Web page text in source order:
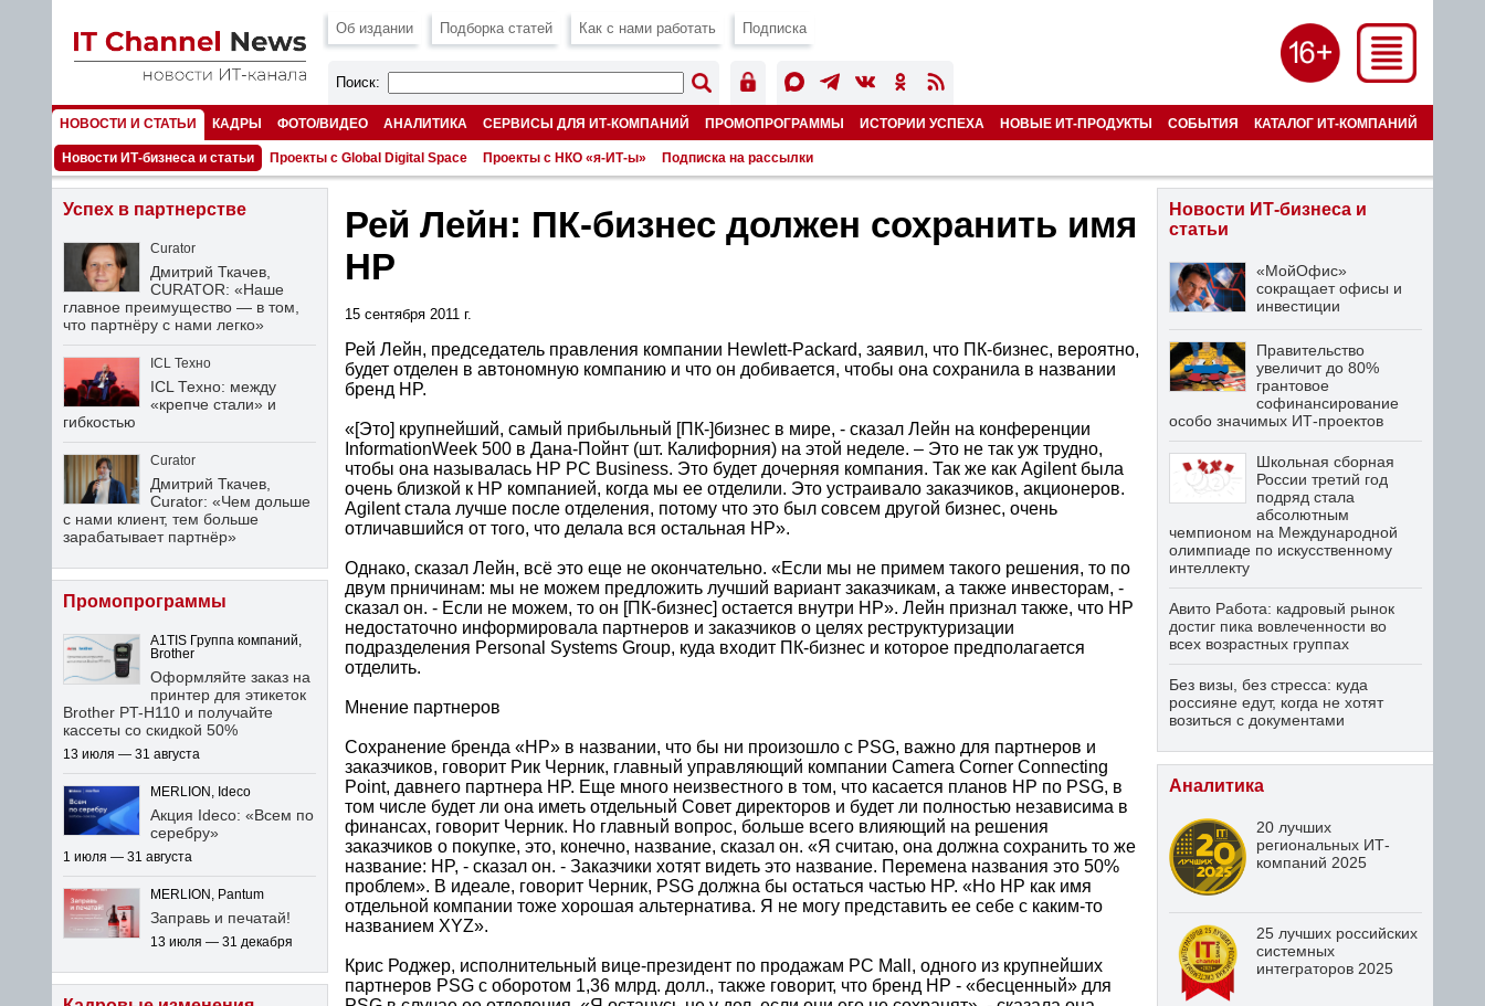
Об издании Подборка статей Как с нами работать Подписка
Поиск:
НОВОСТИ И СТАТЬИ КАДРЫ ФОТО/ВИДЕО АНАЛИТИКА СЕРВИСЫ ДЛЯ ИТ-КОМПАНИЙ ПРОМОПРОГРАММЫ ИСТОРИИ УСПЕХА НОВЫЕ ИТ-ПРОДУКТЫ СОБЫТИЯ КАТАЛОГ ИТ-КОМПАНИЙ
НОМЕРА
Новости ИТ-бизнеса и статьи Проекты с Global Digital Space Проекты с НКО «я-ИТ-ы» Подписка на рассылки
Рей Лейн: ПК-бизнес должен сохранить имя
HP
15 сентября 2011 г.
Рей Лейн, председатель правления компании Hewlett-Packard, заявил, что ПК-бизнес, вероятно,
будет отделен в автономную компанию и что он добивается, чтобы она сохранила в названии
бренд HP.
«[Это] крупнейший, самый прибыльный [ПК-]бизнес в мире, - сказал Лейн на конференции
InformationWeek 500 в Дана-Пойнт (шт. Калифорния) на этой неделе. – Это не так уж трудно,
чтобы она называлась HP PC Business. Это будет дочерняя компания. Так же как Agilent была
очень близкой к HP компанией, когда мы ее отделили. Это устраивало заказчиков, акционеров.
Agilent стала лучше после отделения, потому что это был совсем другой бизнес, очень
отличавшийся от того, что делала вся остальная HP».
Однако, сказал Лейн, всё это еще не окончательно. «Если мы не примем такого решения, то по
двум прничинам: мы не можем предложить лучший вариант заказчикам, а также инвесторам, -
сказал он. - Если не можем, то он [ПК-бизнес] остается внутри HP». Лейн признал также, что HP
недостаточно информировала партнеров и заказчиков о целях реструктуризации
подразделения Personal Systems Group, куда входит ПК-бизнес и которое предполагается
отделить.
Мнение партнеров
Сохранение бренда «HP» в названии, что бы ни произошло с PSG, важно для партнеров и
заказчиков, говорит Рик Черник, главный управляющий компании Camera Corner Connecting
Point, давнего партнера HP. Еще много неизвестного в том, что касается планов HP по PSG, в
том числе будет ли она иметь отдельный Совет директоров и будет ли полностью независима в
финансах, говорит Черник. Но главный вопрос, больше всего влияющий на решения
заказчиков о покупке, это, конечно, название, сказал он. «Я считаю, она должна сохранить то же
название: HP, - сказал он. - Заказчики хотят видеть это название. Перемена названия это 50%
проблем». В идеале, говорит Черник, PSG должна бы остаться частью HP. «Но HP как имя
отдельной компании тоже хорошая альтернатива. Я не могу представить ее себе с каким-то
названием XYZ».
Крис Роджер, исполнительный вице-президент по продажам PC Mall, одного из крупнейших
партнеров PSG с оборотом 1,36 млрд. долл., также говорит, что бренд HP - «бесценный» для
Успех в партнерстве
Curator
Дмитрий Ткачев,
CURATOR: «Наше
главное преимущество — в том,
что партнёру с нами легко»
ICL Техно
ICL Техно: между
«крепче стали» и
гибкостью
Curator
Дмитрий Ткачев,
Curator: «Чем дольше
с нами клиент, тем больше
зарабатывает партнёр»
Промопрограммы
A1TIS Группа компаний,
Brother
Оформляйте заказ на
принтер для этикеток
Brother PT-H110 и получайте
кассеты со скидкой 50%
13 июля — 31 августа
MERLION, Ideco
Акция Ideco: «Всем по
серебру»
1 июля — 31 августа
MERLION, Pantum
Заправь и печатай!
13 июля — 31 декабря
Новости ИТ-бизнеса и
статьи
«МойОфис»
сокращает офисы и
инвестиции
Правительство
увеличит до 80%
грантовое
софинансирование
особо значимых ИТ-проектов
Школьная сборная
России третий год
подряд стала
абсолютным
чемпионом на Международной
олимпиаде по искусственному
интеллекту
Авито Работа: кадровый рынок
достиг пика вовлеченности во
всех возрастных группах
Без визы, без стресса: куда
россияне едут, когда не хотят
возиться с документами
Аналитика
20 лучших
региональных ИТ-
компаний 2025
25 лучших российских
системных
интеграторов 2025